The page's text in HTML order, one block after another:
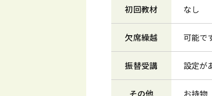
初回教材 なし
欠席繰越 可能で
振替受講 設定が
その他
お持物